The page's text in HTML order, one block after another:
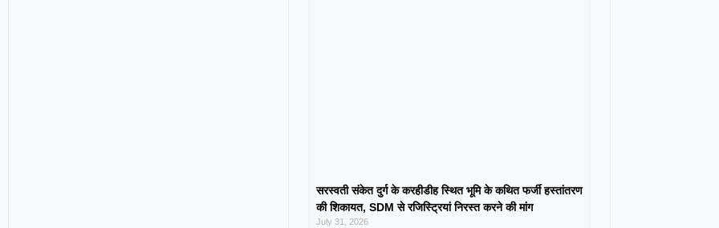
सरस्वती संकेत दुर्ग के करहीडीह स्थित भूमि के कथित फर्जी हस्तांतरण
की शिकायत, SDM से रजिस्ट्रियां निरस्त करने की मांग
July 31, 2026